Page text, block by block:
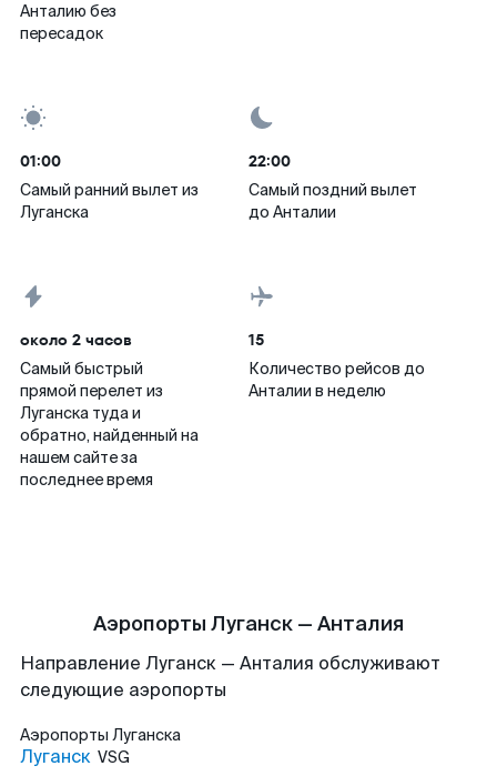
Анталию без
пересадок
01:00
Самый ранний вылет из
Луганска
22:00
Самый поздний вылет
до Анталии
около 2 часов
Самый быстрый
прямой перелет из
Луганска туда и
обратно, найденный на
нашем сайте за
последнее время
15
Количество рейсов до
Анталии в неделю
Аэропорты Луганск — Анталия
Направление Луганск — Анталия обслуживают
следующие аэропорты
Аэропорты Луганска
Луганск VSG